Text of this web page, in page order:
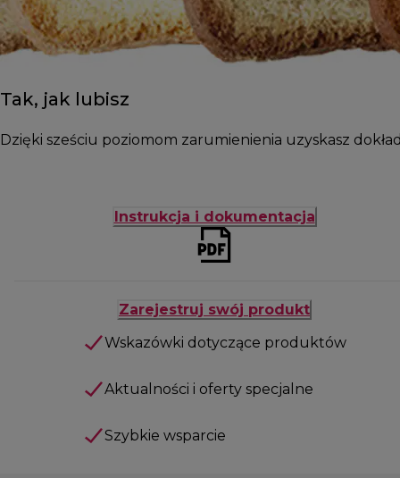
Tak, jak lubisz
Dzięki sześciu poziomom zarumienienia uzyskasz
Instrukcja i dokumentacja
Zarejestruj swój produkt
Wskazówki dotyczące produktów
Aktualności i oferty specjalne
Szybkie wsparcie